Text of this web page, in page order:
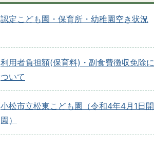
認定こども園・保育所・幼稚園空き状況
利用者負担額(保育料)・副食費徴収免除に
ついて
小松市立松東こども園（令和4年4月1日開
園）